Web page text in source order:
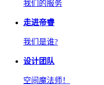
我们的服务
走进帝睿
我们是谁?
设计团队
空间魔法师！